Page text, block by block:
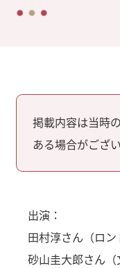
掲載内容は当時
ある場合がござい
出演：
田村淳さん（ロン
砂山圭大郎さん（